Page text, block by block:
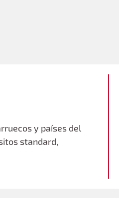
y países del
standard,